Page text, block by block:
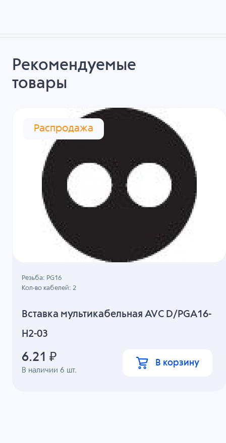
Рекомендуемые
товары
Распродажа
Вставка мультикабельная AVC D/PGA16-
H2-03
В наличии6 шт.
Резьба: PG16
Кол-во кабелей: 2
6.21 ₽ В корзину